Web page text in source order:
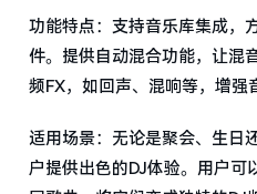
功能特点：支持音乐库集成，
件。提供自动混合功能，让混
频FX，如回声、混响等，增强
适用场景：无论是聚会、生日
户提供出色的DJ体验。用户可